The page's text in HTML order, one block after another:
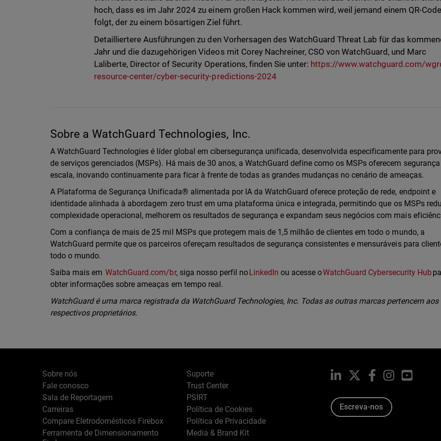
hoch, dass es im Jahr 2024 zu einem großen Hack kommen wird, weil jemand einem QR-Code
folgt, der zu einem bösartigen Ziel führt.
Detailliertere Ausführungen zu den Vorhersagen des WatchGuard Threat Lab für das
Jahr und die dazugehörigen Videos mit Corey Nachreiner, CSO von WatchGuard, und Marc
Laliberte, Director of Security Operations, finden Sie unter: https://www.watchguard.com/
resource-center/cyber-security-predictions-2024
Sobre a WatchGuard Technologies, Inc.
A WatchGuard Technologies é líder global em cibersegurança unificada, desenvolvida especificamente para
de serviços gerenciados (MSPs). Há mais de 30 anos, a WatchGuard define como os MSPs oferecem
escala, inovando continuamente para ficar à frente de todas as grandes mudanças no cenário de ameaças.
A Plataforma de Segurança Unificada® alimentada por IA da WatchGuard oferece proteção de rede, endpoint e
identidade alinhada à abordagem zero trust em uma plataforma única e integrada, permitindo que os MSPs
complexidade operacional, melhorem os resultados de segurança e expandam seus negócios com mais
Com a confiança de mais de 25 mil MSPs que protegem mais de 1,5 milhão de clientes em todo o mundo, a
WatchGuard permite que os parceiros ofereçam resultados de segurança consistentes e mensuráveis para
todo o mundo.
Saiba mais emWatchGuard.com/br, siga nosso perfil noLinkedIn ou acesse oWatchGuard Cybersecurity Hub
obter informações sobre ameaças em tempo real.
WatchGuard é uma marca registrada da WatchGuard Technologies, Inc. Todas as outras marcas pertencem aos
respectivos proprietários.
Sobre nós
Fale conosco
Sala de Reportagem
Carreiras
Compare Eletrodomésticos Firebox
Ferramenta de Dimensionamento
Suporte
Trust Center
PSIRT
Política de Cookies
Política de Privacidade
Media & Brand Kit
LinkedIn Facebook
InstagramYouTube
Escreva-nos